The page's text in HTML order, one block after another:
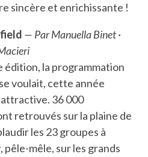
sincère et enrichissante !
— Par Manuella Binet ·
édition, la programmation
voulait, cette année
36 000
retrouvés sur la plaine de
les 23 groupes à
pêle-mêle, sur les grands